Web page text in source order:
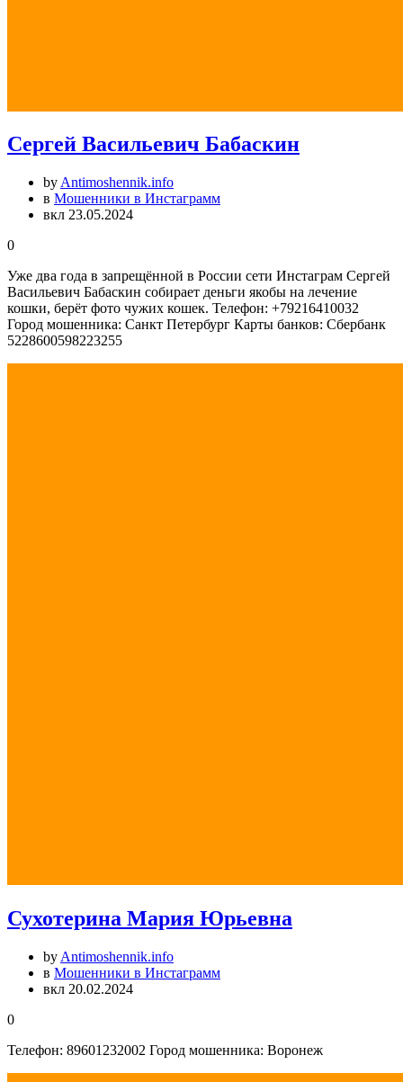
Сергей Васильевич Бабаскин
by Antimoshennik.info
в Мошенники в Инстаграмм
вкл 23.05.2024
0
Уже два года в запрещённой в России сети Инстаграм Сергей
Васильевич Бабаскин собирает деньги якобы на лечение
кошки, берёт фото чужих кошек. Телефон: +79216410032
Город мошенника: Санкт Петербург Карты банков: Сбербанк
5228600598223255
Сухотерина Мария Юрьевна
by Antimoshennik.info
в Мошенники в Инстаграмм
вкл 20.02.2024
0
Телефон: 89601232002 Город мошенника: Воронеж